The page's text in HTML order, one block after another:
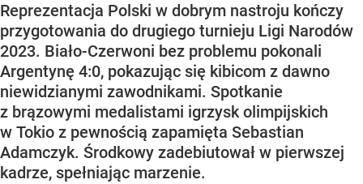
Reprezentacja Polski w dobrym nastroju kończy
przygotowania do drugiego turnieju Ligi Narodów
2023. Biało-Czerwoni bez problemu pokonali
Argentynę 4:0, pokazując się kibicom z dawno
niewidzianymi zawodnikami. Spotkanie
z brązowymi medalistami igrzysk olimpijskich
w Tokio z pewnością zapamięta Sebastian
Adamczyk. Środkowy zadebiutował w pierwszej
kadrze, spełniając marzenie.